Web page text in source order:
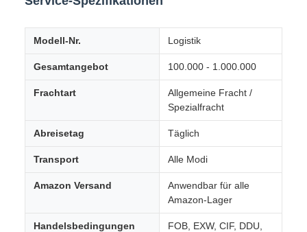
Modell-Nr. Logistik
Gesamtangebot 100.000 - 1.000.000
Frachtart
Allgemeine Fracht /
Spezialfracht
Abreisetag Täglich
Transport Alle Modi
Amazon Versand
Anwendbar für alle
Amazon-Lager
Handelsbedingungen
FOB, EXW, CIF, DDU,